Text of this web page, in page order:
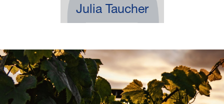
Julia Taucher